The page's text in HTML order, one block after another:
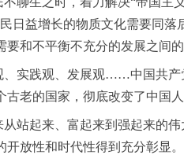
日益增长的物质文化需要同
要和不平衡不充分的发展之间
实践观、发展观……中国共产
古老的国家，彻底改变了中国
起来、富起来到强起来的伟
放性和时代性得到充分彰显。